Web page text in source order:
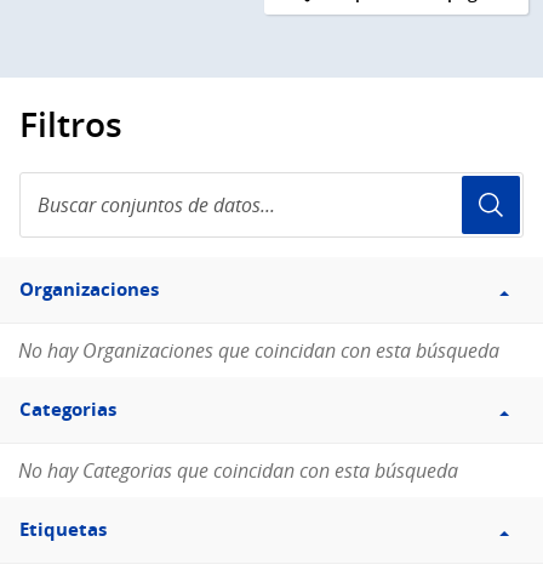
Filtros
conjuntos
de
Filtro
Organizaciones
Organizaciones
No hay Organizaciones que coincidan con esta búsqueda
Filtro
Categorias
Categorias
No hay Categorias que coincidan con esta búsqueda
Filtro
Etiquetas
Etiquetas